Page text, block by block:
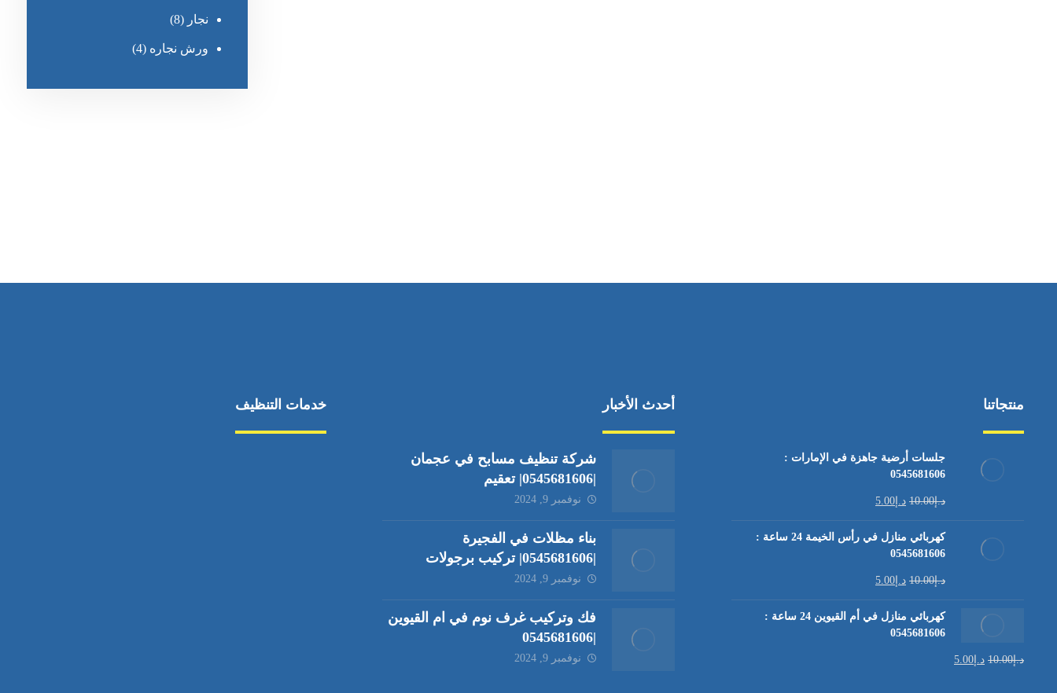
نجار (8)
ورش نجاره (4)
منتجاتنا
جلسات أرضية جاهزة في الإمارات :
0545681606
د.إ10.00 د.إ 5.00
كهربائي منازل في رأس الخيمة 24 ساعة :
0545681606
د.إ10.00 د.إ 5.00
كهربائي منازل في أم القيوين 24 ساعة :
0545681606
د.إ10.00 د.إ 5.00
أحدث الأخبار
شركة تنظيف مسابح في عجمان
|0545681606| تعقيم
نوفمبر 9, 2024
بناء مظلات في الفجيرة
|0545681606| تركيب برجولات
نوفمبر 9, 2024
فك وتركيب غرف نوم في ام القيوين
|0545681606
نوفمبر 9, 2024
خدمات التنظيف